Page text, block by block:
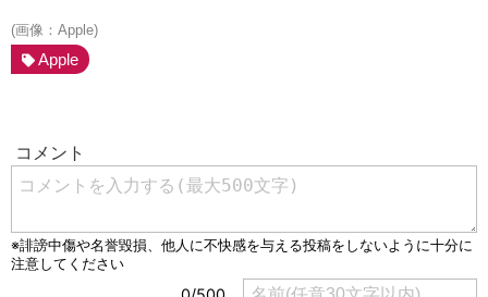
(画像：Apple)
Apple